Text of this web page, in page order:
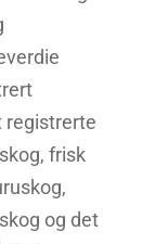
registrerte
frisk
og det